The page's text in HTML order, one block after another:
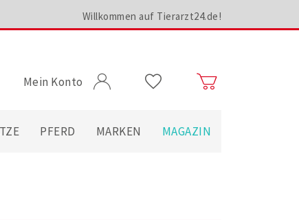
Willkommen auf Tierarzt24.de!
Mein Konto
PFERD MARKEN MAGAZIN